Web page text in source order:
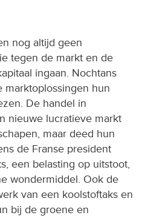
nog altijd geen
tegen de markt en de
ingaan. Nochtans
marktoplossingen hun
De handel in
nieuwe lucratieve markt
maar deed hun
de Franse president
een belasting op uitstoot,
wondermiddel. Ook de
van een koolstoftaks en
bij de groene en